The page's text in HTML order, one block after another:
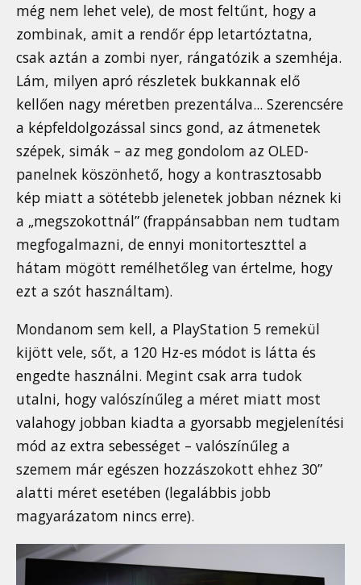
még nem lehet vele), de most feltűnt, hogy a
zombinak, amit a rendőr épp letartóztatna,
csak aztán a zombi nyer, rángatózik a szemhéja.
Lám, milyen apró részletek bukkannak elő
kellően nagy méretben prezentálva... Szerencsére
a képfeldolgozással sincs gond, az átmenetek
szépek, simák – az meg gondolom az OLED-
panelnek köszönhető, hogy a kontrasztosabb
kép miatt a sötétebb jelenetek jobban néznek ki
a „megszokottnál” (frappánsabban nem tudtam
megfogalmazni, de ennyi monitorteszttel a
hátam mögött remélhetőleg van értelme, hogy
ezt a szót használtam).
Mondanom sem kell, a PlayStation 5 remekül
kijött vele, sőt, a 120 Hz-es módot is látta és
engedte használni. Megint csak arra tudok
utalni, hogy valószínűleg a méret miatt most
valahogy jobban kiadta a gyorsabb megjelenítési
mód az extra sebességet – valószínűleg a
szemem már egészen hozzászokott ehhez 30”
alatti méret esetében (legalábbis jobb
magyarázatom nincs erre).